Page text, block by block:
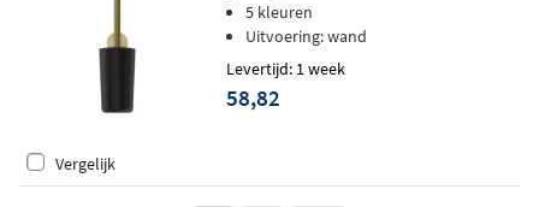
5 kleuren
Uitvoering: wand
Levertijd: 1 week
58,82
Vergelijk